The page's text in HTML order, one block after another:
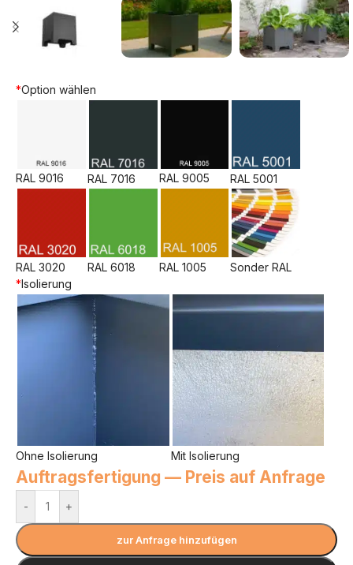
*Option wählen
RAL 9016 RAL 7016 RAL 9005 RAL 5001
RAL 3020 RAL 6018 RAL 1005
Sonder RAL
*Isolierung
Ohne Isolierung Mit Isolierung
Auftragsfertigung — Preis auf Anfrage
- +
zur Anfrage hinzufügen